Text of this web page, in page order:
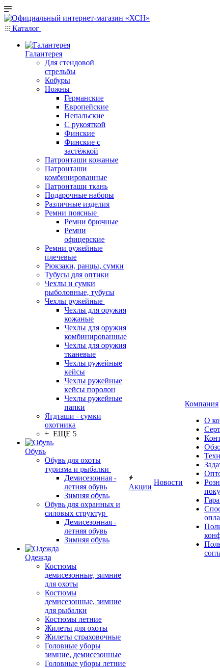
Каталог
Галантерея
Для стендовой
стрельбы
Кобуры
Ножны
Германские
Европейские
Непальские
С рукояткой
Финские
Финские с
застёжкой
Патронташи кожаные
Патронташи
комбинированные
Патронташи ткань
Подарочные наборы
Различные изделия
Ремни поясные
Ремни брючные
Ремни
офицерские
Ремни ружейные
плечевые
Рюкзаки, ранцы, сумки
Тубусы для оптики
Чехлы и сумки
рыболовные, тубусы
Чехлы ружейные
Чехлы для оружия
кожаные
Чехлы для оружия
комбинированные
Чехлы для оружия
тканевые
Чехлы ружейные
кейсы
Чехлы ружейные
кейсы поролон
Чехлы ружейные
папки
Ягдташи - сумки
охотника
+ ЕЩЕ 5
Обувь
Обувь для охоты
туризма и рыбалки
Демисезонная -
летняя обувь
Зимняя обувь
Обувь для охранных и
силовых структур
Демисезонная -
летняя обувь
Зимняя обувь
Одежда
Костюмы
демисезонные, зимние
для охоты
Костюмы
демисезонные, зимние
для рыбалки
Костюмы летние
Жилеты для охоты
Жилеты страховочные
Головные уборы
зимние, демисезонные
Головные уборы летние
Акции
Новости
Компания
О